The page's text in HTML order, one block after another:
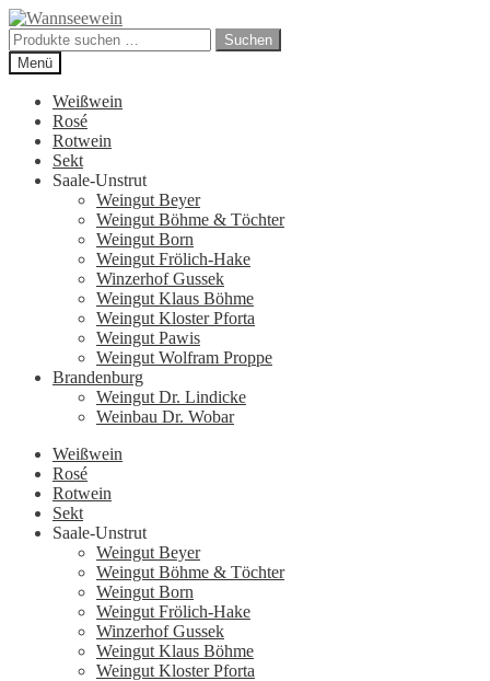
Zur
Navigation
springen
Zum
Inhalt
springen
Suchen
nach:
Suchen
Menü
Weißwein
Rosé
Rotwein
Sekt
Saale-Unstrut
Weingut Beyer
Weingut Böhme & Töchter
Weingut Born
Weingut Frölich-Hake
Winzerhof Gussek
Weingut Klaus Böhme
Weingut Kloster Pforta
Weingut Pawis
Weingut Wolfram Proppe
Brandenburg
Weingut Dr. Lindicke
Weinbau Dr. Wobar
Weißwein
Rosé
Rotwein
Sekt
Saale-Unstrut
Weingut Beyer
Weingut Böhme & Töchter
Weingut Born
Weingut Frölich-Hake
Winzerhof Gussek
Weingut Klaus Böhme
Weingut Kloster Pforta